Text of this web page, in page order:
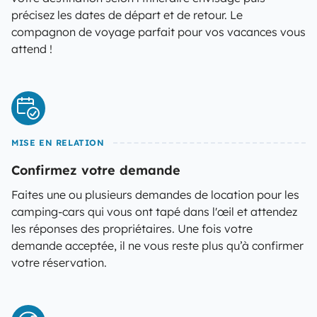
précisez les dates de départ et de retour. Le
compagnon de voyage parfait pour vos vacances vous
attend !
MISE EN RELATION
Confirmez votre demande
Faites une ou plusieurs demandes de location pour les
camping-cars qui vous ont tapé dans l'œil et attendez
les réponses des propriétaires. Une fois votre
demande acceptée, il ne vous reste plus qu’à confirmer
votre réservation.